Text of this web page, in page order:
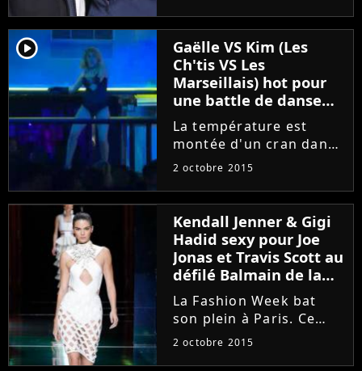
sur M6, la saison 11 de
la série portée par
David Boreanaz et Emily
Deschanel débutait
hier,...
player2
Gaëlle VS Kim (Les
Ch'tis VS Les
Marseillais) hot pour
une battle de danse
sexy
La température est
montée d'un cran dans
l'épisode 30 des Ch'tis
diffusé ce jeudi 1er
octobre 2015, sur W9.
Gaëlle et Kim se sont
affrontées lors d'une
battle de...
2 octobre 2015
Kendall Jenner & Gigi
Hadid sexy pour Joe
Jonas et Travis Scott au
défilé Balmain de la
Fashion Week
La Fashion Week bat
son plein à Paris. Ce
jeudi 1er octobre 2015,
2 octobre 2015